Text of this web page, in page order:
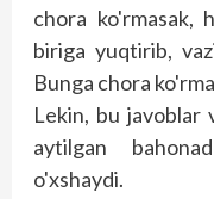
chora ko'rmasak,
biriga yuqtirib,
Bunga chora
Lekin, bu javoblar
aytilgan
o'xshaydi.